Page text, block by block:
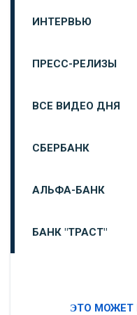
ИНТЕРВЬЮ
ПРЕСС-РЕЛИЗЫ
ВСЕ ВИДЕО ДНЯ
СБЕРБАНК
АЛЬФА-БАНК
БАНК "ТРАСТ"
ЭТО